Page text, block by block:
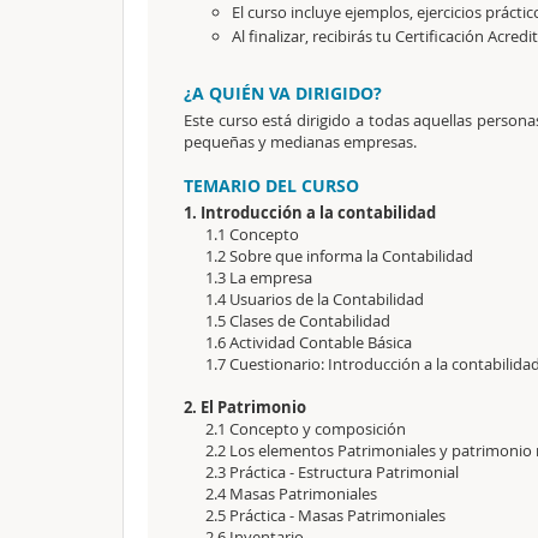
El curso incluye ejemplos, ejercicios
Al finalizar, recibirás tu Certificación
¿A QUIÉN VA DIRIGIDO?
Este curso está dirigido a todas aquellas
pequeñas y medianas empresas.
TEMARIO DEL CURSO
1. Introducción a la contabilidad
1.1 Concepto
1.2 Sobre que informa la Contabilidad
1.3 La empresa
1.4 Usuarios de la Contabilidad
1.5 Clases de Contabilidad
1.6 Actividad Contable Básica
1.7 Cuestionario: Introducción a la
2. El Patrimonio
2.1 Concepto y composición
2.2 Los elementos Patrimoniales y patrimonio
2.3 Práctica - Estructura Patrimonial
2.4 Masas Patrimoniales
2.5 Práctica - Masas Patrimoniales